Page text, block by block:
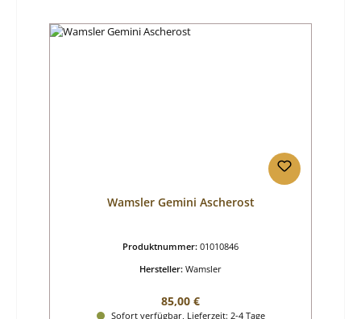
Wamsler Gemini Ascherost
Produktnummer: 01010846
Hersteller: Wamsler
Regulärer Preis:
85,00 €
Sofort verfügbar, Lieferzeit: 2-4 Tage